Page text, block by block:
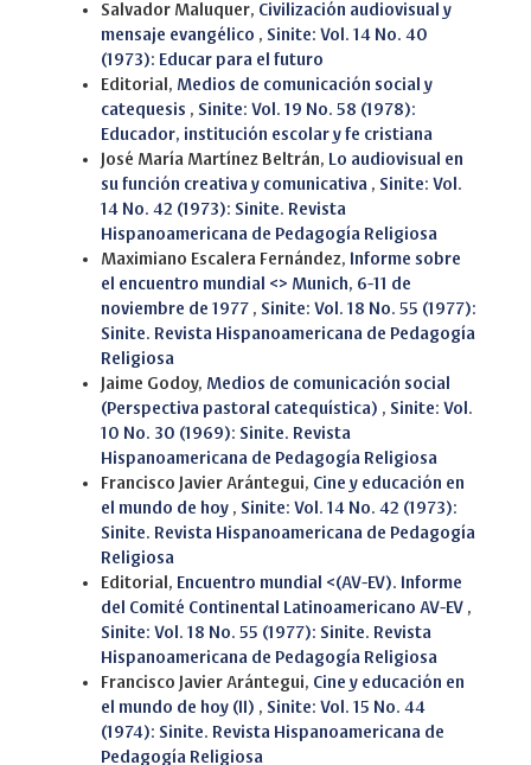
Salvador Maluquer, Civilización audiovisual y
mensaje evangélico , Sinite: Vol. 14 No. 40
(1973): Educar para el futuro
Editorial, Medios de comunicación social y
catequesis , Sinite: Vol. 19 No. 58 (1978):
Educador, institución escolar y fe cristiana
José María Martínez Beltrán, Lo audiovisual en
su función creativa y comunicativa , Sinite: Vol.
14 No. 42 (1973): Sinite. Revista
Hispanoamericana de Pedagogía Religiosa
Maximiano Escalera Fernández, Informe sobre
el encuentro mundial <> Munich, 6-11 de
noviembre de 1977 , Sinite: Vol. 18 No. 55 (1977):
Sinite. Revista Hispanoamericana de Pedagogía
Religiosa
Jaime Godoy, Medios de comunicación social
(Perspectiva pastoral catequística) , Sinite: Vol.
10 No. 30 (1969): Sinite. Revista
Hispanoamericana de Pedagogía Religiosa
Francisco Javier Arántegui, Cine y educación en
el mundo de hoy , Sinite: Vol. 14 No. 42 (1973):
Sinite. Revista Hispanoamericana de Pedagogía
Religiosa
Editorial, Encuentro mundial <(AV-EV). Informe
del Comité Continental Latinoamericano AV-EV ,
Sinite: Vol. 18 No. 55 (1977): Sinite. Revista
Hispanoamericana de Pedagogía Religiosa
Francisco Javier Arántegui, Cine y educación en
el mundo de hoy (II) , Sinite: Vol. 15 No. 44
(1974): Sinite. Revista Hispanoamericana de
Pedagogía Religiosa